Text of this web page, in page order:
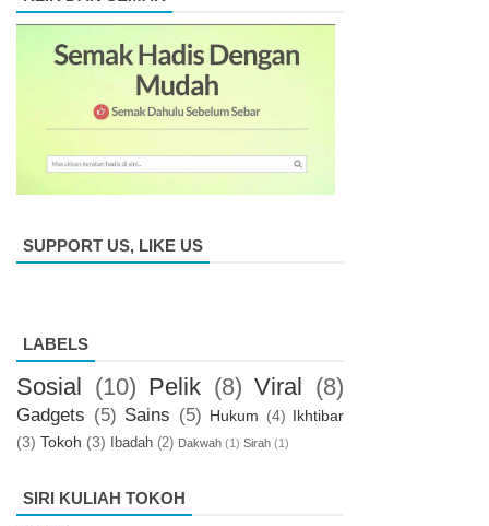
SUPPORT US, LIKE US
LABELS
Sosial (10) Pelik (8) Viral (8)
Gadgets (5) Sains (5) Hukum (4) Ikhtibar
(3) Tokoh (3) Ibadah (2) Dakwah (1) Sirah (1)
SIRI KULIAH TOKOH